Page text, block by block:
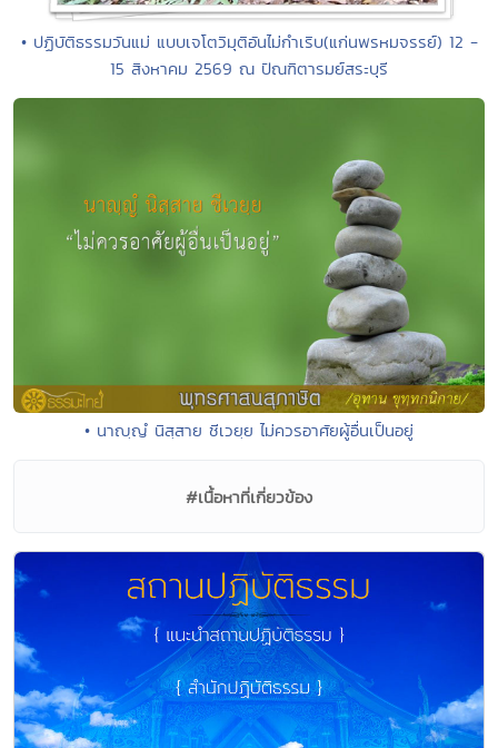
• ปฏิบัติธรรมวันแม่ แบบเจโตวิมุติอันไม่กำเริบ(แก่นพรหมจรรย์) 12 -
15 สิงหาคม 2569 ณ ปัณฑิตารมย์สระบุรี
• นาญฺญํ นิสฺสาย ชีเวยฺย ไม่ควรอาศัยผู้อื่นเป็นอยู่
#เนื้อหาที่เกี่ยวข้อง